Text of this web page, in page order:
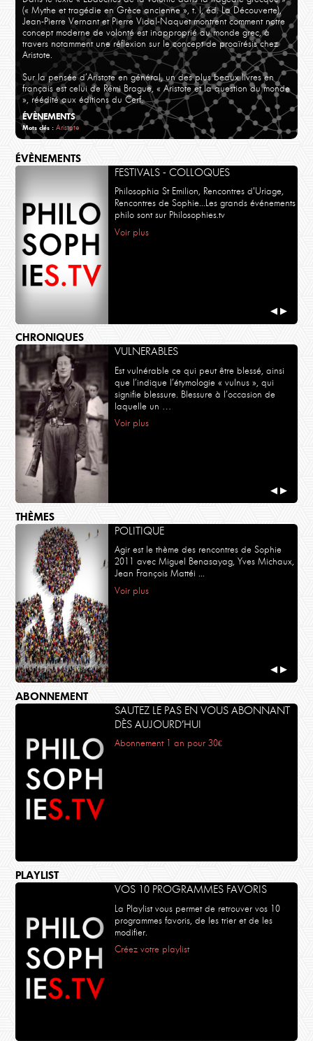
(« Mythe et tragédie en Grèce ancienne », t. I, éd. La Découverte),
Jean-Pierre Vernant et Pierre Vidal-Naquet montrent comment notre
concept moderne de volonté est inapproprié au monde grec, à
travers notamment une réflexion sur le concept de proaïrésis chez
Aristote.
Sur la pensée d’Aristote en général, un des plus beaux livres en
français est celui de Rémi Brague, « Aristote et la question du monde
», réédité aux éditions du Cerf.
ÉVÈNEMENTS
Mots clés : Aristote
ÉVÈNEMENTS
FESTIVALS - COLLOQUES
Philosophia St Emilion, Rencontres d'Uriage,
Rencontres de Sophie...Les grands événements
philo sont sur Philosophies.tv
Voir plus
◀ ▶
CHRONIQUES
VULNERABLES
Est vulnérable ce qui peut être blessé, ainsi
que l’indique l’étymologie « vulnus », qui
signifie blessure. Blessure à l’occasion de
laquelle un …
Voir plus
◀ ▶
THÈMES
POLITIQUE
Agir est le thème des rencontres de Sophie
2011 avec Miguel Benasayag, Yves Michaux,
Jean François Mattéi ...
Voir plus
◀ ▶
ABONNEMENT
SAUTEZ LE PAS EN VOUS ABONNANT
DÈS AUJOURD’HUI
Abonnement 1 an pour 30€
PLAYLIST
VOS 10 PROGRAMMES FAVORIS
La Playlist vous permet de retrouver vos 10
programmes favoris, de les trier et de les
modifier.
Créez votre playlist